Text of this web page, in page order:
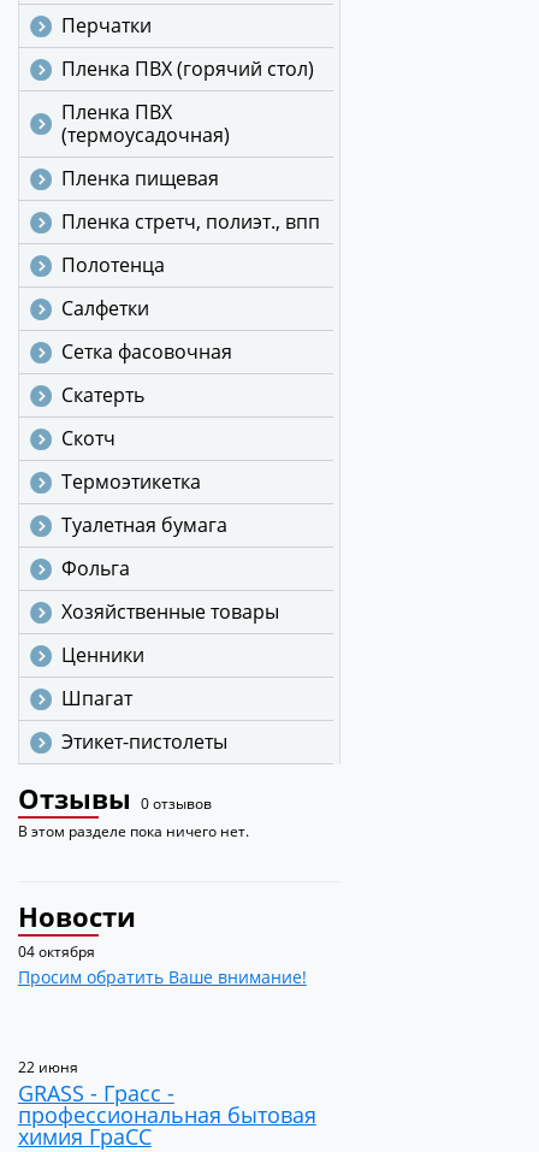
Перчатки
Пленка ПВХ (горячий стол)
Пленка ПВХ
(термоусадочная)
Пленка пищевая
Пленка стретч, полиэт., впп
Полотенца
Салфетки
Сетка фасовочная
Скатерть
Скотч
Термоэтикетка
Туалетная бумага
Фольга
Хозяйственные товары
Ценники
Шпагат
Этикет-пистолеты
Отзывы 0 отзывов
В этом разделе пока ничего нет.
Новости
04 октября
Просим обратить Ваше внимание!
22 июня
GRASS - Грасс -
профессиональная бытовая
химия ГраСС